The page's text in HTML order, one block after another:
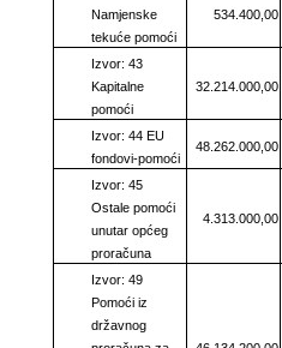
Namjenske
tekuće pomoći
534.400,00
Izvor: 43
Kapitalne
pomoći
32.214.000,00
Izvor: 44 EU
fondovi-pomoći
48.262.000,00
Izvor: 45
Ostale pomoći
unutar općeg
proračuna
4.313.000,00
Izvor: 49
Pomoći iz
državnog